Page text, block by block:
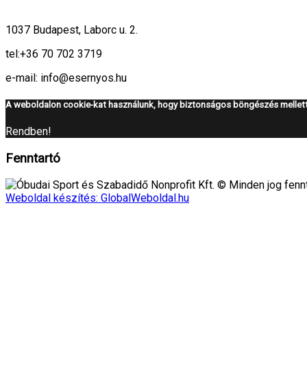
1037 Budapest, Laborc u. 2.
tel:+36 70 702 3719
e-mail: info@esernyos.hu
A weboldalon cookie-kat használunk, hogy biztonságos böngészés
Rendben!
Fenntartó
Óbudai Sport és Szabadidő Nonprofit Kft. © Minden jog
Weboldal készítés: GlobalWeboldal.hu